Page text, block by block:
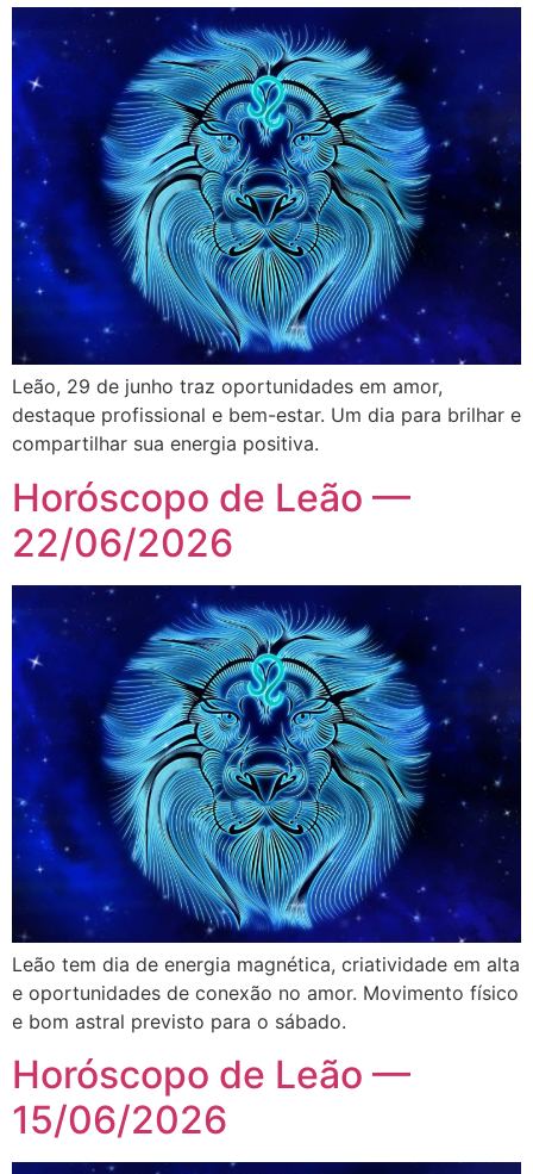
Leão, 29 de junho traz oportunidades em amor,
destaque profissional e bem-estar. Um dia para brilhar e
compartilhar sua energia positiva.
Horóscopo de Leão —
22/06/2026
Leão tem dia de energia magnética, criatividade em alta
e oportunidades de conexão no amor. Movimento físico
e bom astral previsto para o sábado.
Horóscopo de Leão —
15/06/2026